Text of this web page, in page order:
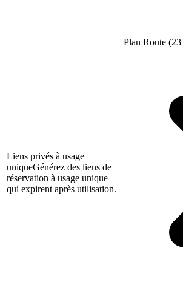
Plan Route (23
Liens privés à usage
uniqueGénérez des liens de
réservation à usage unique
qui expirent après utilisation.